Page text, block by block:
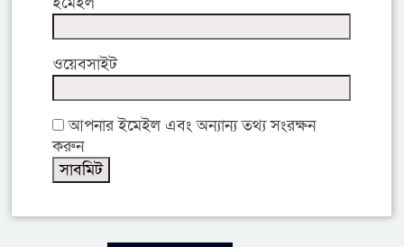
ওয়েবসাইট
আপনার ইমেইল এবং অন্যান্য তথ্য সংরক্ষন
করুন